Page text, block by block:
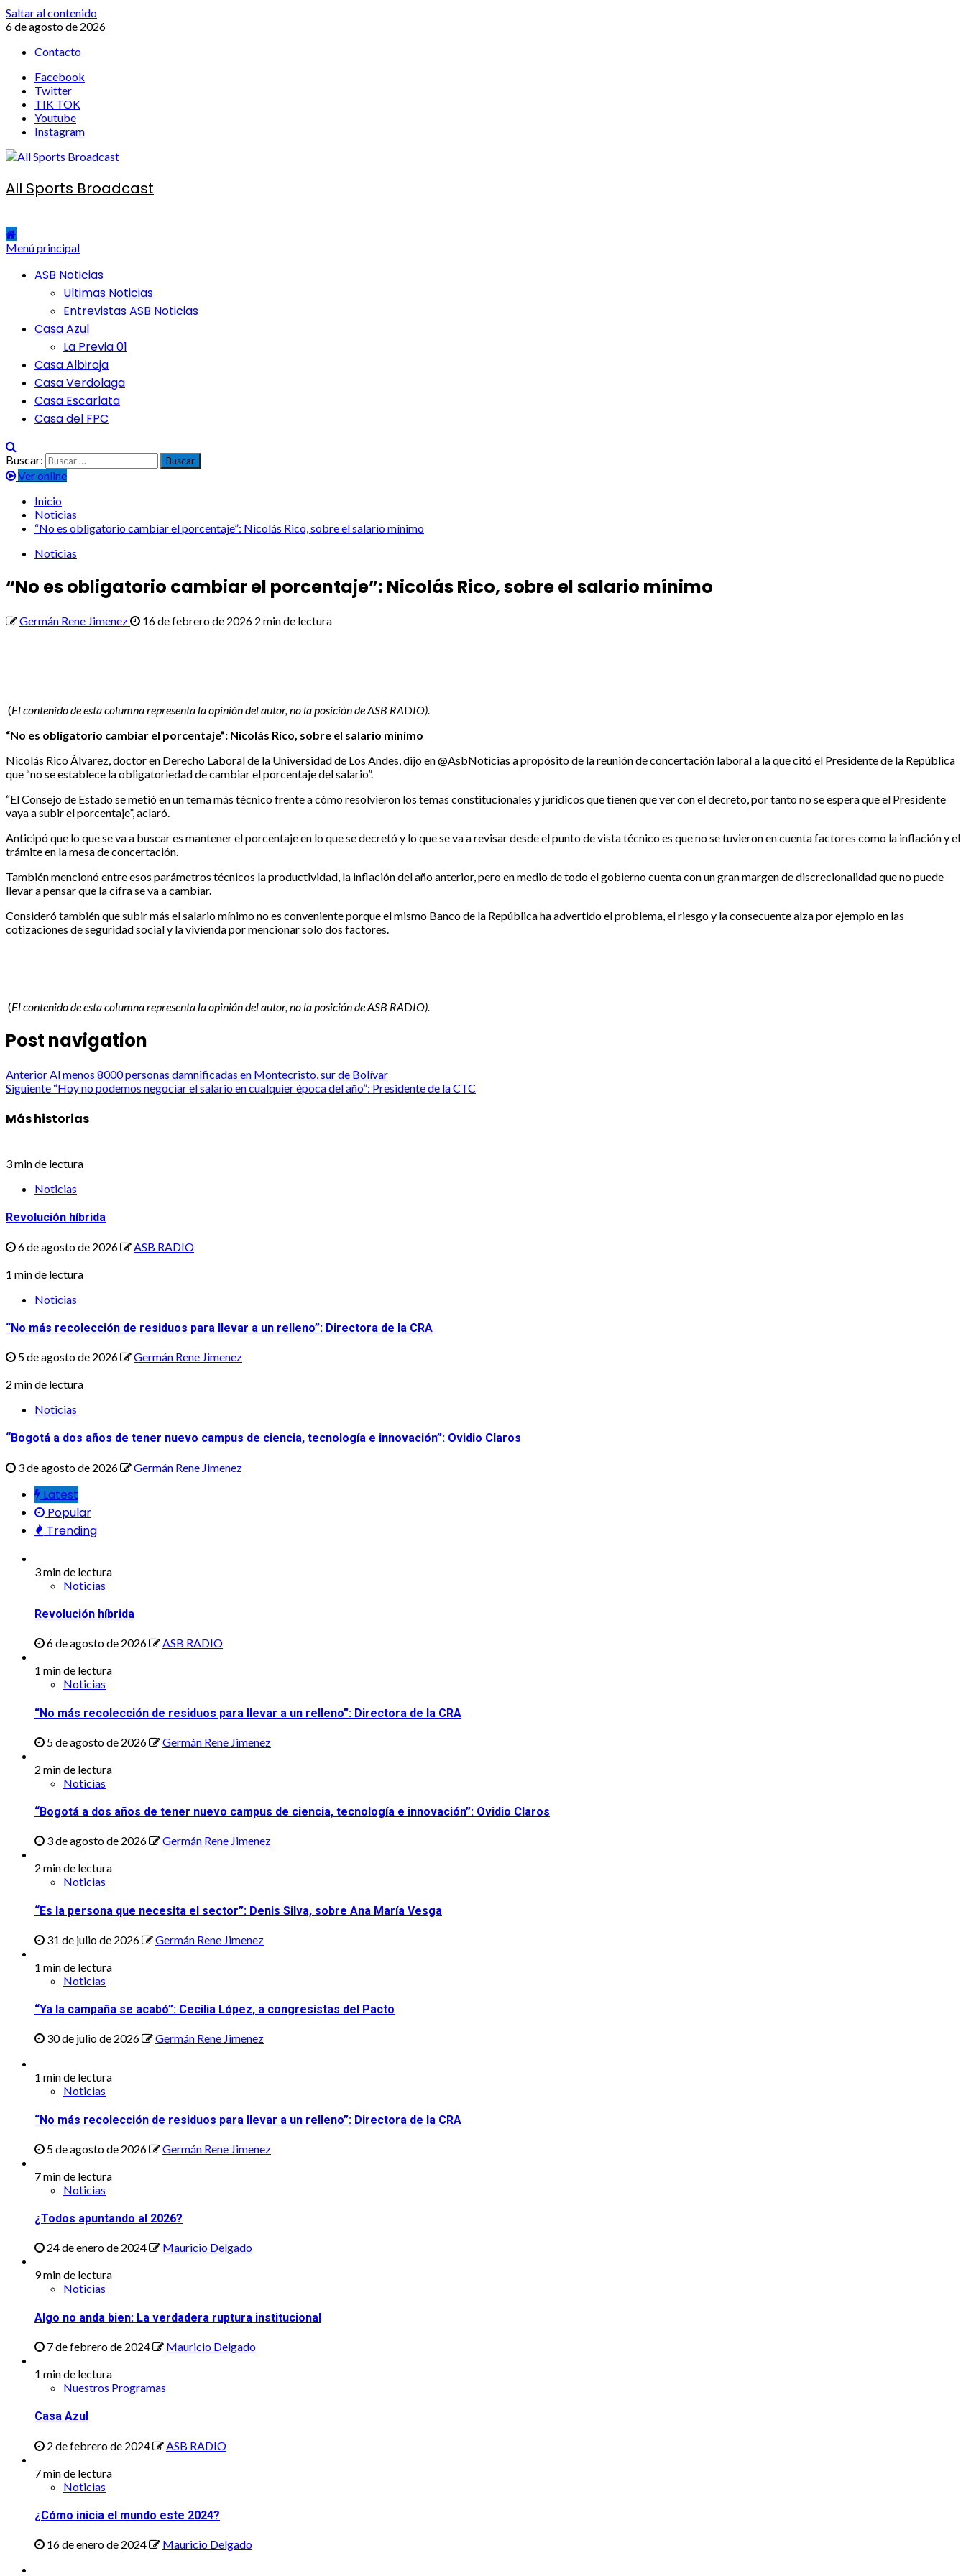
Saltar al contenido
6 de agosto de 2026
Contacto
Facebook
Twitter
TIK TOK
Youtube
Instagram
All Sports Broadcast
Menú principal
ASB Noticias
Ultimas Noticias
Entrevistas ASB Noticias
Casa Azul
La Previa 01
Casa Albiroja
Casa Verdolaga
Casa Escarlata
Casa del FPC
Buscar:
Ver online
Inicio
Noticias
“No es obligatorio cambiar el porcentaje”: Nicolás Rico, sobre el salario mínimo
Noticias
“No es obligatorio cambiar el porcentaje”: Nicolás Rico, sobre el salario mínimo
Germán Rene Jimenez 16 de febrero de 2026 2 min de lectura
(El contenido de esta columna representa la opinión del autor, no la posición de ASB RADIO).
“No es obligatorio cambiar el porcentaje”: Nicolás Rico, sobre el salario mínimo
Nicolás Rico Álvarez, doctor en Derecho Laboral de la Universidad de Los Andes, dijo en @AsbNoticias a propósito de la reunión de concertación laboral a la que citó el Presidente de la República
que “no se establece la obligatoriedad de cambiar el porcentaje del salario”.
“El Consejo de Estado se metió en un tema más técnico frente a cómo resolvieron los temas constitucionales y jurídicos que tienen que ver con el decreto, por tanto no se espera que el Presidente
vaya a subir el porcentaje”, aclaró.
Anticipó que lo que se va a buscar es mantener el porcentaje en lo que se decretó y lo que se va a revisar desde el punto de vista técnico es que no se tuvieron en cuenta factores como la inflación y el
trámite en la mesa de concertación.
También mencionó entre esos parámetros técnicos la productividad, la inflación del año anterior, pero en medio de todo el gobierno cuenta con un gran margen de discrecionalidad que no puede
llevar a pensar que la cifra se va a cambiar.
Consideró también que subir más el salario mínimo no es conveniente porque el mismo Banco de la República ha advertido el problema, el riesgo y la consecuente alza por ejemplo en las
cotizaciones de seguridad social y la vivienda por mencionar solo dos factores.
(El contenido de esta columna representa la opinión del autor, no la posición de ASB RADIO).
Post navigation
Anterior Al menos 8000 personas damnificadas en Montecristo, sur de Bolívar
Siguiente “Hoy no podemos negociar el salario en cualquier época del año”: Presidente de la CTC
Más historias
3 min de lectura
Noticias
Revolución híbrida
6 de agosto de 2026
ASB RADIO
1 min de lectura
Noticias
“No más recolección de residuos para llevar a un relleno”: Directora de la CRA
5 de agosto de 2026
Germán Rene Jimenez
2 min de lectura
Noticias
“Bogotá a dos años de tener nuevo campus de ciencia, tecnología e innovación”: Ovidio Claros
3 de agosto de 2026 Germán Rene Jimenez
Latest
Popular
Trending
3 min de lectura
Noticias
Revolución híbrida
6 de agosto de 2026
ASB RADIO
1 min de lectura
Noticias
“No más recolección de residuos para llevar a un relleno”: Directora de la CRA
5 de agosto de 2026
Germán Rene Jimenez
2 min de lectura
Noticias
“Bogotá a dos años de tener nuevo campus de ciencia, tecnología e innovación”: Ovidio Claros
3 de agosto de 2026
Germán Rene Jimenez
2 min de lectura
Noticias
“Es la persona que necesita el sector”: Denis Silva, sobre Ana María Vesga
31 de julio de 2026
Germán Rene Jimenez
1 min de lectura
Noticias
“Ya la campaña se acabó”: Cecilia López, a congresistas del Pacto
30 de julio de 2026 Germán Rene Jimenez
1 min de lectura
Noticias
“No más recolección de residuos para llevar a un relleno”: Directora de la CRA
5 de agosto de 2026
Germán Rene Jimenez
7 min de lectura
Noticias
¿Todos apuntando al 2026?
24 de enero de 2024
Mauricio Delgado
9 min de lectura
Noticias
Algo no anda bien: La verdadera ruptura institucional
7 de febrero de 2024
Mauricio Delgado
1 min de lectura
Nuestros Programas
Casa Azul
2 de febrero de 2024
ASB RADIO
7 min de lectura
Noticias
¿Cómo inicia el mundo este 2024?
16 de enero de 2024 Mauricio Delgado